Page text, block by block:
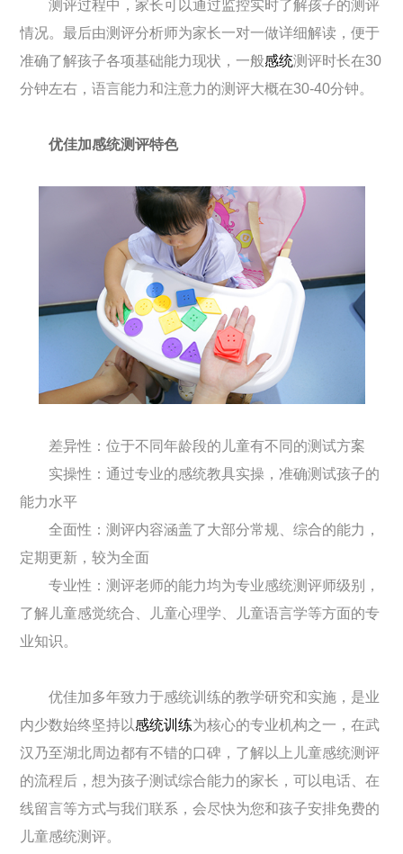
测评过程中，家长可以通过监控实时了解孩子的测评
情况。最后由测评分析师为家长一对一做详细解读，便于
准确了解孩子各项基础能力现状，一般感统测评时长在30
分钟左右，语言能力和注意力的测评大概在30-40分钟。
优佳加感统测评特色
差异性：位于不同年龄段的儿童有不同的测试方案
实操性：通过专业的感统教具实操，准确测试孩子的
能力水平
全面性：测评内容涵盖了大部分常规、综合的能力，
定期更新，较为全面
专业性：测评老师的能力均为专业感统测评师级别，
了解儿童感觉统合、儿童心理学、儿童语言学等方面的专
业知识。
优佳加多年致力于感统训练的教学研究和实施，是业
内少数始终坚持以感统训练为核心的专业机构之一，在武
汉乃至湖北周边都有不错的口碑，了解以上儿童感统测评
的流程后，想为孩子测试综合能力的家长，可以电话、在
线留言等方式与我们联系，会尽快为您和孩子安排免费的
儿童感统测评。